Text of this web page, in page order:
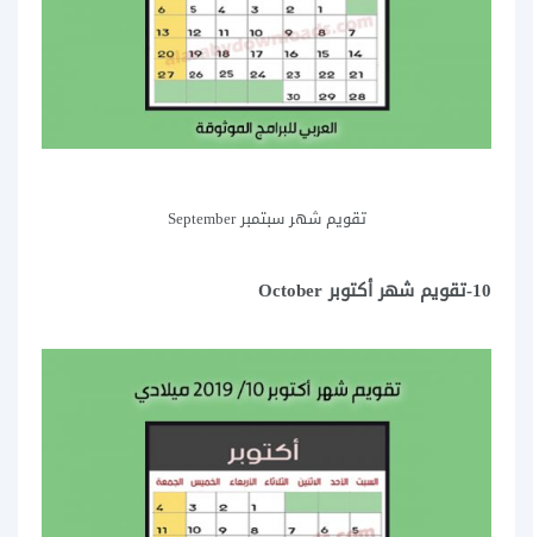
تقويم شهر سبتمبر September
10-تقويم شهر أكتوبر October